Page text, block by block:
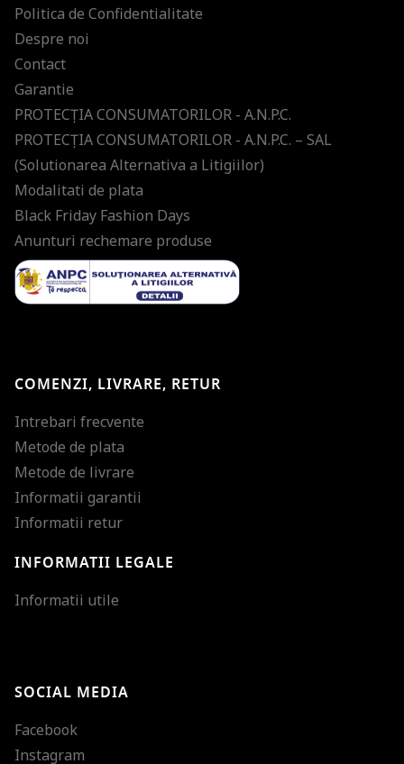
Politica de Confidentialitate
Despre noi
Contact
Garantie
PROTECŢIA CONSUMATORILOR - A.N.P.C.
PROTECŢIA CONSUMATORILOR - A.N.P.C. – SAL
(Solutionarea Alternativa a Litigiilor)
Modalitati de plata
Black Friday Fashion Days
Anunturi rechemare produse
COMENZI, LIVRARE, RETUR
Intrebari frecvente
Metode de plata
Metode de livrare
Informatii garantii
Informatii retur
INFORMATII LEGALE
Informatii utile
SOCIAL MEDIA
Facebook
Instagram